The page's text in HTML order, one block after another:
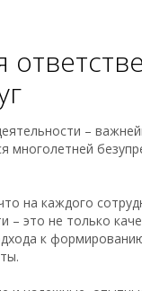
–
многолетней
на каждого
– это не только
к